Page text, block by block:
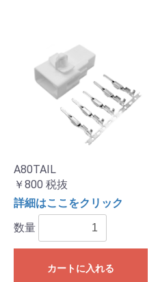
A80TAIL
￥800 税抜
詳細はここをクリック
数量
カートに入れる